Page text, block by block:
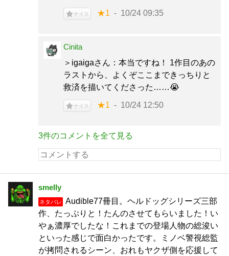
ナイス ★1 10/24 09:35
Cinita
＞igaigaさん：本当ですね！ 1作目のあの
ラストから、よくぞここまできっちりと
救済を描いてくださった……😭
ナイス ★1 10/24 12:50
3件のコメントを全て見る
smelly
ネタバレ
Audible77冊目。ヘルドッグシリーズ三部
作、たっぷりと！たんのさせてもらいました！い
やぁ濃厚でしたな！これまでの登場人物の総浚い
といった感じで面白かったです。ミノベ警視総監
が拷問されるシーン、おれもヤクザ側を応援して